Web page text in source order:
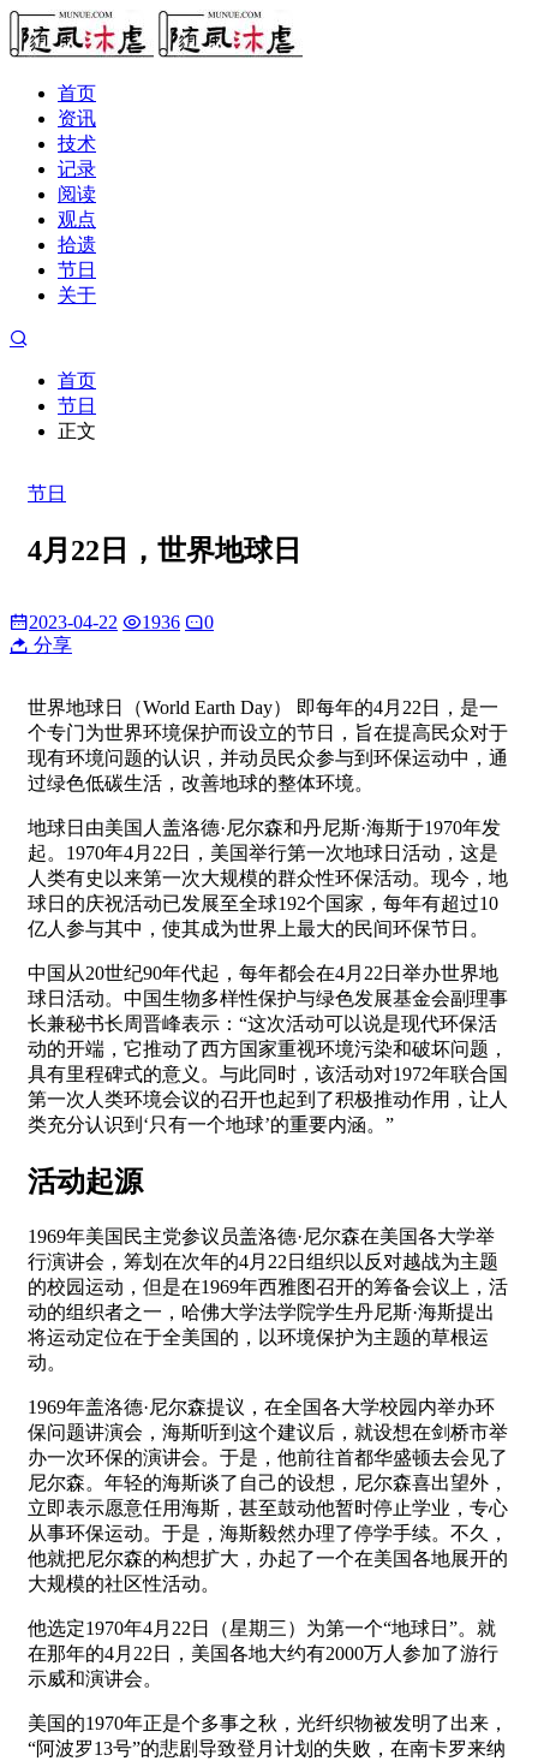
首页
资讯
技术
记录
阅读
观点
拾遗
节日
关于
首页
节日
正文
节日
4月22日，世界地球日
2023-04-22 1936
0
分享
世界地球日（World Earth Day） 即每年的4月22日，是一
个专门为世界环境保护而设立的节日，旨在提高民众对于
现有环境问题的认识，并动员民众参与到环保运动中，通
过绿色低碳生活，改善地球的整体环境。
地球日由美国人盖洛德·尼尔森和丹尼斯·海斯于1970年发
起。1970年4月22日，美国举行第一次地球日活动，这是
人类有史以来第一次大规模的群众性环保活动。现今，地
球日的庆祝活动已发展至全球192个国家，每年有超过10
亿人参与其中，使其成为世界上最大的民间环保节日。
中国从20世纪90年代起，每年都会在4月22日举办世界地
球日活动。中国生物多样性保护与绿色发展基金会副理事
长兼秘书长周晋峰表示：“这次活动可以说是现代环保活
动的开端，它推动了西方国家重视环境污染和破坏问题，
具有里程碑式的意义。与此同时，该活动对1972年联合国
第一次人类环境会议的召开也起到了积极推动作用，让人
类充分认识到‘只有一个地球’的重要内涵。”
活动起源
1969年美国民主党参议员盖洛德·尼尔森在美国各大学举
行演讲会，筹划在次年的4月22日组织以反对越战为主题
的校园运动，但是在1969年西雅图召开的筹备会议上，活
动的组织者之一，哈佛大学法学院学生丹尼斯·海斯提出
将运动定位在于全美国的，以环境保护为主题的草根运
动。
1969年盖洛德·尼尔森提议，在全国各大学校园内举办环
保问题讲演会，海斯听到这个建议后，就设想在剑桥市举
办一次环保的演讲会。于是，他前往首都华盛顿去会见了
尼尔森。年轻的海斯谈了自己的设想，尼尔森喜出望外，
立即表示愿意任用海斯，甚至鼓动他暂时停止学业，专心
从事环保运动。于是，海斯毅然办理了停学手续。不久，
他就把尼尔森的构想扩大，办起了一个在美国各地展开的
大规模的社区性活动。
他选定1970年4月22日（星期三）为第一个“地球日”。就
在那年的4月22日，美国各地大约有2000万人参加了游行
示威和演讲会。
美国的1970年正是个多事之秋，光纤织物被发明了出来，
“阿波罗13号”的悲剧导致登月计划的失败，在南卡罗来纳